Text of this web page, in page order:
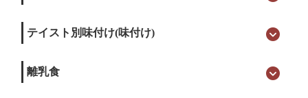
テイスト別味付け(味付け)
離乳食